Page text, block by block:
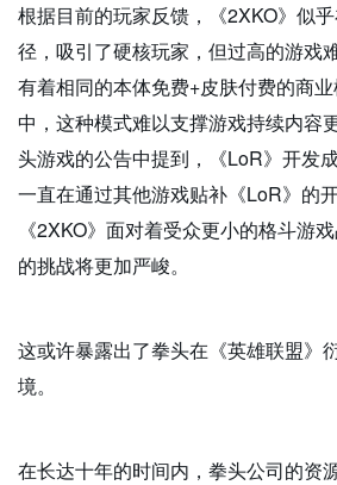
根据目前的玩家反馈，《2XKO》似
径，吸引了硬核玩家，但过高的游戏
有着相同的本体免费+皮肤付费的商业
中，这种模式难以支撑游戏持续内容
头游戏的公告中提到，《LoR》开发
一直在通过其他游戏贴补《LoR》的
《2XKO》面对着受众更小的格斗游
的挑战将更加严峻。
这或许暴露出了拳头在《英雄联盟》
境。
在长达十年的时间内，拳头公司的资